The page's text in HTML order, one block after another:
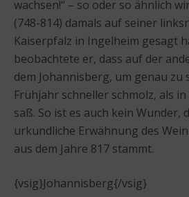
wachsen!“ – so oder so ähnlich
(748-814) damals auf seiner
Kaiserpfalz in Ingelheim gesagt
beobachtete er, dass auf der
dem Johannisberg, um genau zu
Frühjahr schneller schmolz, als
saß. So ist es auch kein Wunder,
urkundliche Erwähnung des
aus dem Jahre 817 stammt.
{vsig}Johannisberg{/vsig}